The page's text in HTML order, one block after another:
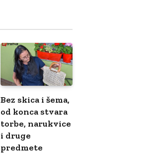
Bez skica i šema,
od konca stvara
torbe, narukvice
i druge
predmete